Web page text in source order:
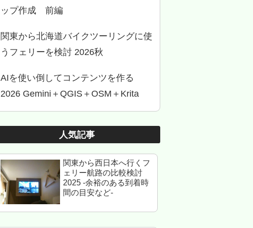
ップ作成 前編
関東から北海道バイクツーリングに使
うフェリーを検討 2026秋
AIを使い倒してコンテンツを作る
2026 Gemini＋QGIS＋OSM＋Krita
人気記事
関東から西日本へ行くフ
ェリー航路の比較検討
2025 -余裕のある到着時
間の目安など-